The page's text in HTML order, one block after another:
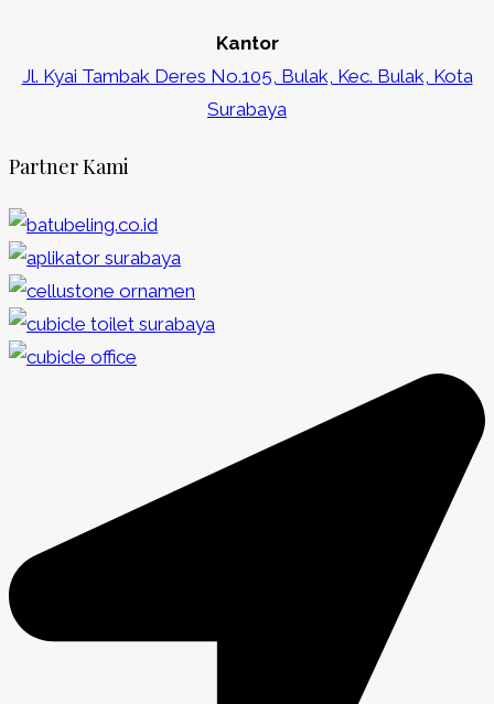
Kantor
Jl. Kyai Tambak Deres No.105, Bulak, Kec. Bulak, Kota
Surabaya
Partner Kami